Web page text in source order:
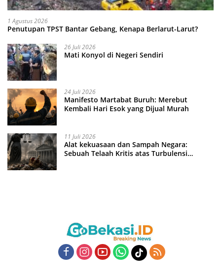
1 Agustus 2026
Penutupan TPST Bantar Gebang, Kenapa Berlarut-Larut?
26 Juli 2026
Mati Konyol di Negeri Sendiri
24 Juli 2026
Manifesto Martabat Buruh: Merebut
Kembali Hari Esok yang Dijual Murah
11 Juli 2026
Alat kekuasaan dan Sampah Negara:
Sebuah Telaah Kritis atas Turbulensi